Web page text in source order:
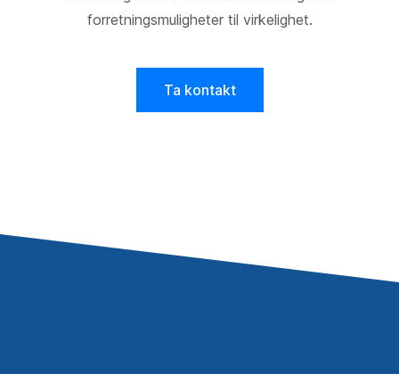
forretningsmuligheter til virkelighet.
Ta kontakt